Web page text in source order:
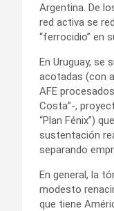
Argentina. De
red activa se
“ferrocidio” en
En Uruguay, se
acotadas (con
AFE
Costa”-,
“Plan Fénix”)
sustentación
separando
En general, la
modesto
que tiene